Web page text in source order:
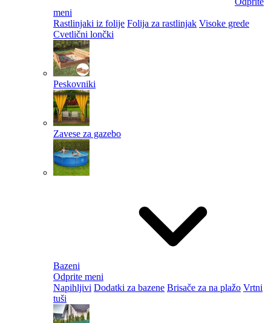
meni
Rastlinjaki iz folije Folija za rastlinjak Visoke grede
Cvetlični lončki
Peskovniki
Zavese za gazebo
Bazeni
Odprite meni
Napihljivi Dodatki za bazene Brisače za na plažo Vrtni
tuši